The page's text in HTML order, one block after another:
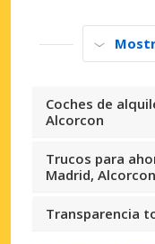
Coches de
Alcorcon
Trucos para
Madrid, Alcorcon
Transparencia